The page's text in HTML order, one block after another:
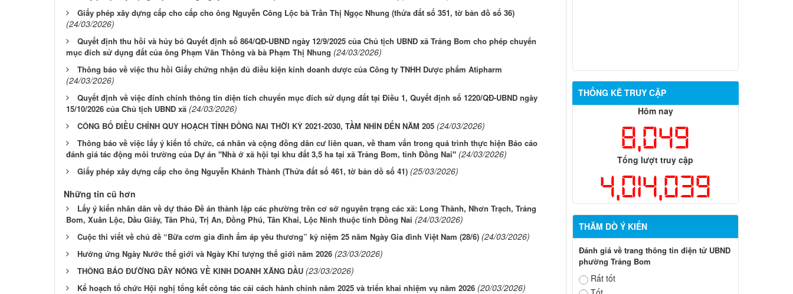
Giấy phép xây dựng cấp cho cấp cho ông Nguyễn Công Lộc bà Trần Thị Ngọc Nhung (thửa đất số 351, tờ bản đồ số 36)
(24/03/2026)
Quyết định thu hồi và hủy bỏ Quyết định số 864/QĐ-UBND ngày 12/9/2025 của Chủ tịch UBND xã Trảng Bom cho phép chuyển
mục đích sử dụng đất của ông Phạm Văn Thông và bà Phạm Thị Nhung (24/03/2026)
Thông báo về việc thu hồi Giấy chứng nhận đủ điều kiện kinh doanh dược của Công ty TNHH Dược phẩm Atipharm
(24/03/2026)
Quyết định về việc đính chính thông tin diện tích chuyển mục đích sử dụng đất tại Điều 1, Quyết định số 1220/QĐ-UBND ngày
15/10/2026 của Chủ tịch UBND xã (24/03/2026)
CÔNG BỐ ĐIỀU CHỈNH QUY HOẠCH TỈNH ĐỒNG NAI THỜI KỲ 2021-2030, TẦM NHÌN ĐẾN NĂM 205 (24/03/2026)
Thông báo về việc lấy ý kiến tổ chức, cá nhân và cộng đồng dân cư liên quan, về tham vấn trong quá trình thực hiện Báo cáo
đánh giá tác động môi trường của Dự án "Nhà ở xã hội tại khu đất 3,5 ha tại xã Trảng Bom, tỉnh Đồng Nai" (24/03/2026)
Giấy phép xây dựng cấp cho ông Nguyễn Khánh Thành (Thửa đất số 461, tờ bản dồ số 41) (25/03/2026)
Những tin cũ hơn
Lấy ý kiến nhân dân về dự thảo Đề án thành lập các phường trên cơ sở nguyên trạng các xã: Long Thành, Nhơn Trạch, Trảng
Bom, Xuân Lộc, Dầu Giây, Tân Phú, Trị An, Đồng Phú, Tân Khai, Lộc Ninh thuộc tỉnh Đồng Nai (24/03/2026)
Cuộc thi viết về chủ đề “Bữa cơm gia đình ấm áp yêu thương” kỷ niệm 25 năm Ngày Gia đình Việt Nam (28/6) (24/03/2026)
Hưởng ứng Ngày Nước thế giới và Ngày Khí tượng thế giới năm 2026 (23/03/2026)
THÔNG BÁO ĐƯỜNG DÂY NÓNG VỀ KINH DOANH XĂNG DẦU (23/03/2026)
Kế hoạch tổ chức Hội nghị tổng kết công tác cải cách hành chính năm 2025 và triển khai nhiệm vụ năm 2026 (20/03/2026)
THỐNG KÊ TRUY CẬP
Hôm nay
8,049
Tổng lượt truy cập
4,014,039
THĂM DÒ Ý KIẾN
Đánh giá về trang thông tin điện tử UBND
phường Trảng Bom
Rất tốt